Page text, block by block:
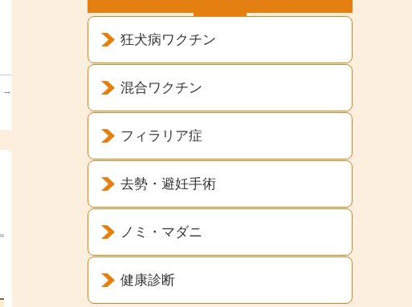
→
狂犬病ワクチン
混合ワクチン
フィラリア症
去勢・避妊手術
ノミ・マダニ
健康診断